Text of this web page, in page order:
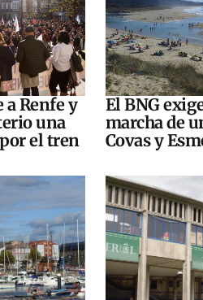
Renfe y
una
el tren
El BNG
marcha de
Covas y